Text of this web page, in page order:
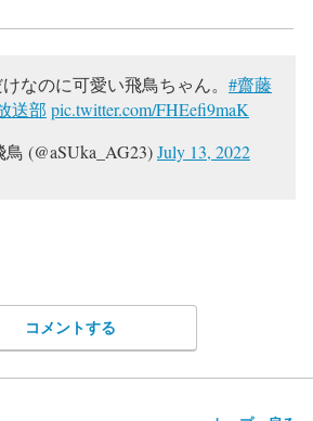
なのに可愛い飛鳥ちゃん。 #齋藤
送部 pic.twitter.com/FHEefi9maK
(@aSUka_AG23)July 13, 2022
コメントする